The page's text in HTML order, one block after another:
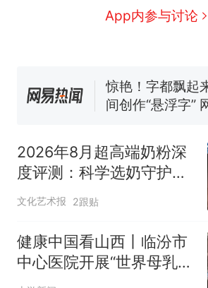
App内参与讨论
协会回应
笔试第一被第二
官方通报
3D！
热 西班牙飞地休
哥士兵搬起大石
洛哥涌入西班牙
2026年8月超高端奶粉深
度评测：科学选奶守护宝
宝健康
文化艺术报 2跟贴
健康中国看山西丨临汾市
中心医院开展“世界母乳喂
养周”科普义诊活动